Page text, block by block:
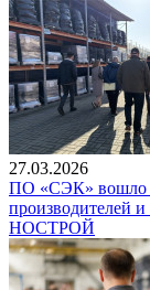
27.03.2026
ПО «СЭК» вошло
производителей
НОСТРОЙ